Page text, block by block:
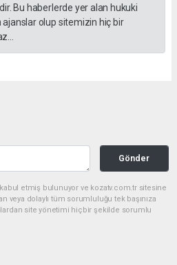
Bu haberlerde yer alan hukuki
olup sitemizin hiç bir
Gönder
kabul etmiş bulunuyor ve kozatv.com.tr sitesine
veya dolaylı tüm sorumluluğu tek başınıza
site yönetimi hiçbir şekilde sorumlu